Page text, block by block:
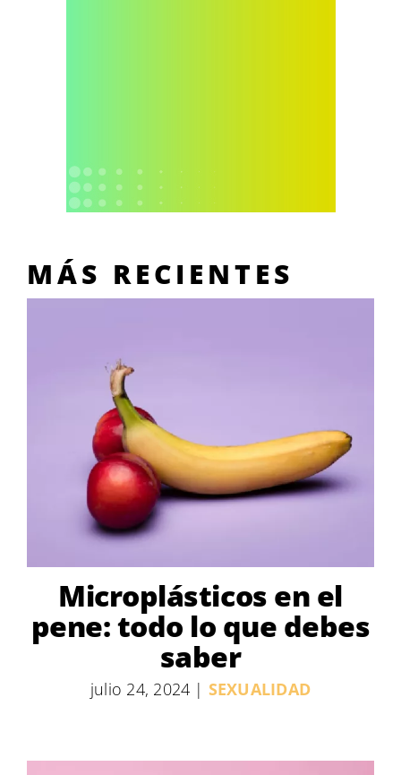
MÁS RECIENTES
Microplásticos en el
pene: todo lo que debes
saber
julio 24, 2024 | SEXUALIDAD